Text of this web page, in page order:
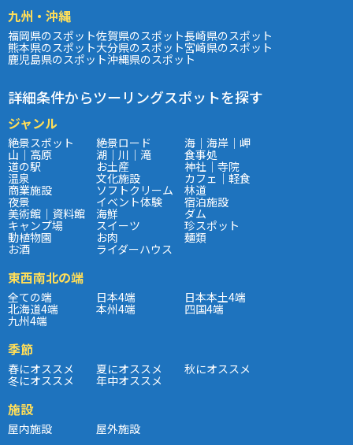
九州・沖縄
福岡県のスポット佐賀県のスポット長崎県のスポット
熊本県のスポット大分県のスポット宮崎県のスポット
鹿児島県のスポット沖縄県のスポット
詳細条件からツーリングスポットを探す
ジャンル
絶景スポット 絶景ロード 海｜海岸｜岬
山｜高原 湖｜川｜滝 食事処
道の駅 お土産 神社｜寺院
温泉 文化施設 カフェ｜軽食
商業施設 ソフトクリーム 林道
夜景 イベント体験 宿泊施設
美術館｜資料館 海鮮 ダム
キャンプ場 スイーツ 珍スポット
動植物園 お肉 麺類
お酒 ライダーハウス
東西南北の端
全ての端 日本4端 日本本土4端
北海道4端 本州4端 四国4端
九州4端
季節
春にオススメ 夏にオススメ 秋にオススメ
冬にオススメ 年中オススメ
施設
屋内施設 屋外施設